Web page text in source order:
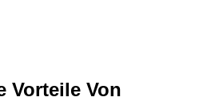
Vorteile Von